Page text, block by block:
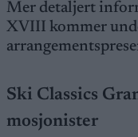
Mer detaljert
XVIII kommer
Ski Classics
mosjonister